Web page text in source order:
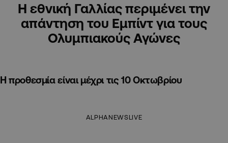
Η εθνική Γαλλίας περιμένει την
απάντηση του Εμπίντ για τους
Ολυμπιακούς Αγώνες
Η προθεσμία είναι μέχρι τις 10 Οκτωβρίου
ALPHANEWSLIVE